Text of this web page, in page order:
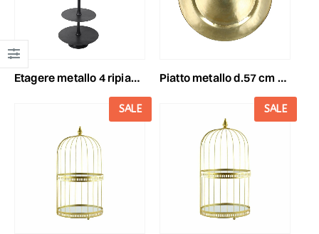
etagere metallo 4 ripiani d.55 cm h.123 cm nero piatto metallo d.57 cm h.1,5 cm oro
SALE SALE